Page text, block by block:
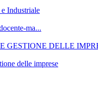
Industriale
ma...
GESTIONE DELLE
delle imprese